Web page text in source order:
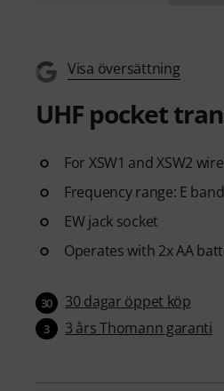
Visa översättning
UHF pocket
For XSW1 and XSW2
Frequency range: E
EW jack socket
Operates with 2x AA
30 30 dagar öppet köp
3 3 års Thomann garanti